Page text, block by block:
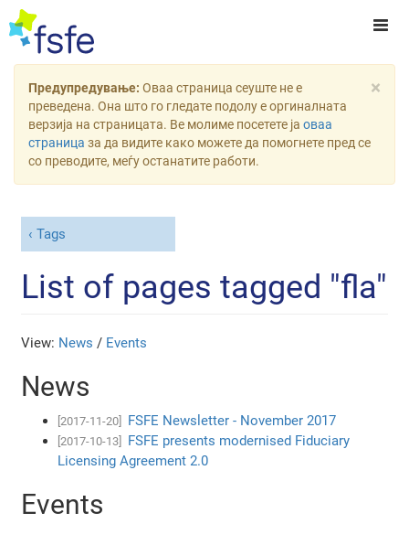
×
Предупредување: Оваа страница сеуште не е
преведена. Она што го гледате подолу е оргиналната
верзија на страницата. Ве молиме посетете ја оваа
страница за да видите како можете да помогнете пред се
со преводите, меѓу останатите работи.
Tags
List of pages tagged "fla"
View: News / Events
News
[2017-11-20] FSFE Newsletter - November 2017
[2017-10-13]
FSFE presents modernised Fiduciary
Licensing Agreement 2.0
Events